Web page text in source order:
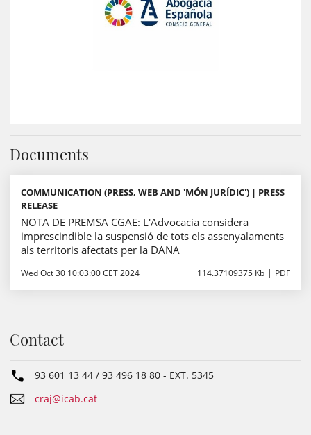
Documents
COMMUNICATION (PRESS, WEB AND 'MÓN JURÍDIC') | PRESS
RELEASE
NOTA DE PREMSA CGAE: L'Advocacia considera
imprescindible la suspensió de tots els assenyalaments
als territoris afectats per la DANA
Wed Oct 30 10:03:00 CET 2024 114.37109375 Kb PDF
Contact
93 601 13 44 / 93 496 18 80 - EXT. 5345
craj@icab.cat